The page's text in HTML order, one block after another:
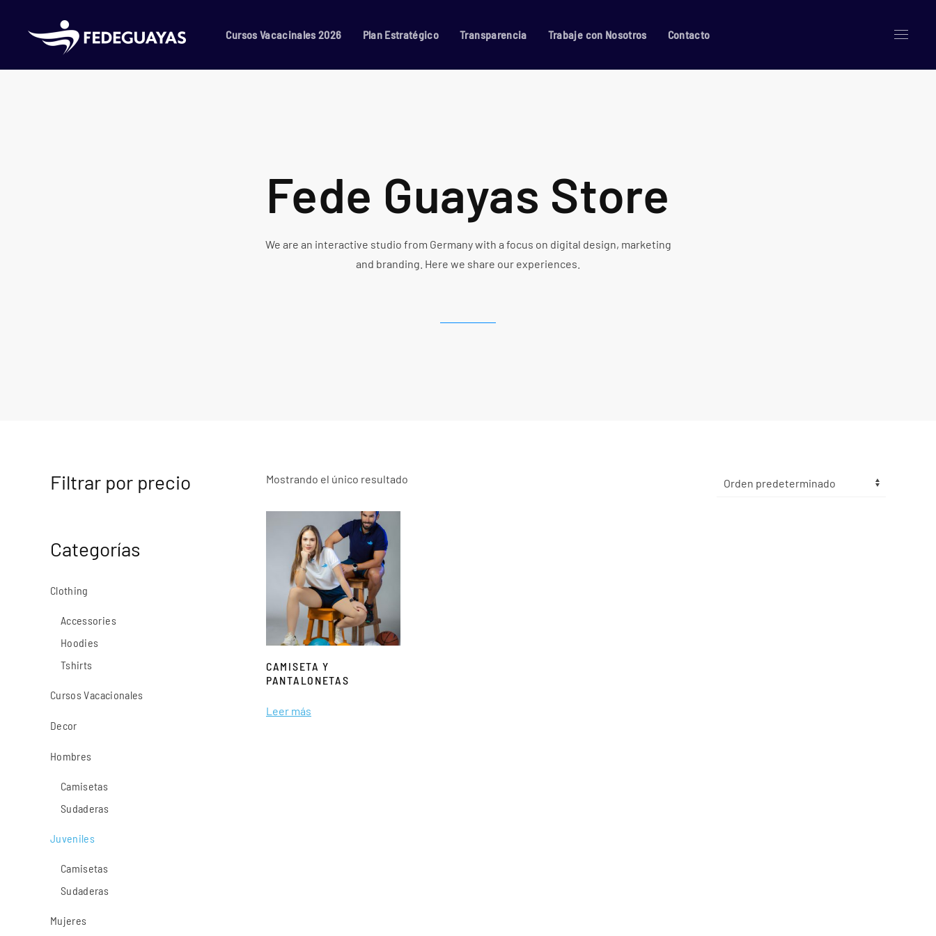
Skip to main content Cursos Vacacinales 2026 Plan Estratégico Transparencia Trabaje con Nosotros Contacto
Fede Guayas Store
We are an interactive studio from Germany with a focus on digital design, marketing
and branding. Here we share our experiences.
Filtrar por precio
Categorías
Clothing
Accessories
Hoodies
Tshirts
Cursos Vacacionales
Decor
Hombres
Camisetas
Sudaderas
Juveniles
Camisetas
Sudaderas
Mujeres
Mostrando el único resultado
CAMISETA Y
PANTALONETAS
Leer más